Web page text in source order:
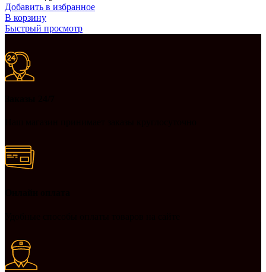
Добавить в избранное
В корзину
Быстрый просмотр